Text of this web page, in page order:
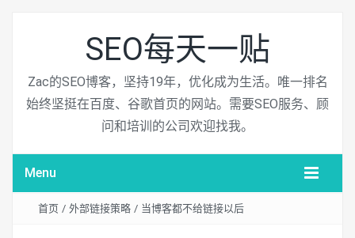
SEO每天一贴
Zac的SEO博客，坚持19年，优化成为生活。唯一排名
始终坚挺在百度、谷歌首页的网站。需要SEO服务、顾
问和培训的公司欢迎找我。
Menu
首页 / 外部链接策略 / 当博客都不给链接以后